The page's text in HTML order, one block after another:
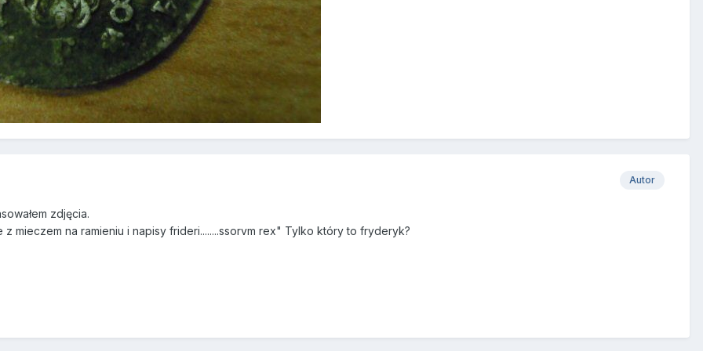
Autor
zdjęcia.
mieczem na ramieniu i napisy frideri........ssorvm rex" Tylko który to fryderyk?